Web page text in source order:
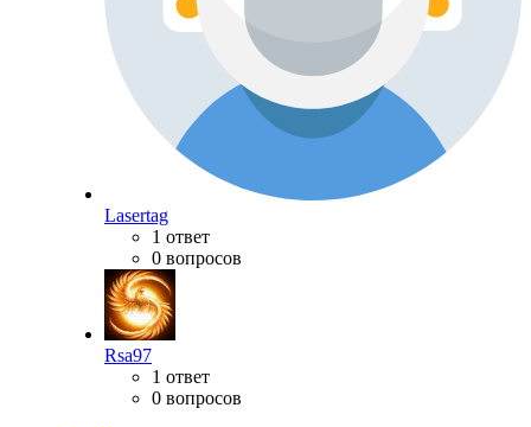
Lasertag
1 ответ
0 вопросов
Rsa97
1 ответ
0 вопросов